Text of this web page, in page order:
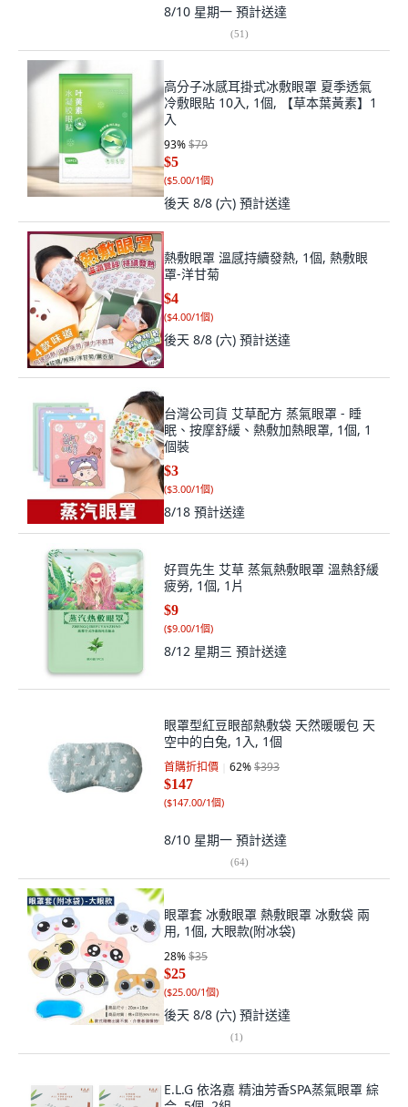
8/10 星期一 預計送達
(51)
高分子冰感耳掛式冰敷眼罩 夏季透氣
冷敷眼貼 10入, 1個, 【草本葉黃素】1
入
93%$79
$5
($5.00/1個)
後天 8/8 (六) 預計送達
熱敷眼罩 溫感持續發熱, 1個, 熱敷眼
罩-洋甘菊
$4
($4.00/1個)
後天 8/8 (六) 預計送達
台灣公司貨 艾草配方 蒸氣眼罩 - 睡
眠、按摩舒緩、熱敷加熱眼罩, 1個, 1
個裝
$3
($3.00/1個)
8/18 預計送達
好買先生 艾草 蒸氣熱敷眼罩 溫熱舒緩
疲勞, 1個, 1片
$9
($9.00/1個)
8/12 星期三 預計送達
眼罩型紅豆眼部熱敷袋 天然暖暖包 天
空中的白兔, 1入, 1個
首購折扣價 62%$393
$147
($147.00/1個)
8/10 星期一 預計送達
(64)
眼罩套 冰敷眼罩 熱敷眼罩 冰敷袋 兩
用, 1個, 大眼款(附冰袋)
28%$35
$25
($25.00/1個)
後天 8/8 (六) 預計送達
(1)
E.L.G 依洛嘉 精油芳香SPA蒸氣眼罩 綜